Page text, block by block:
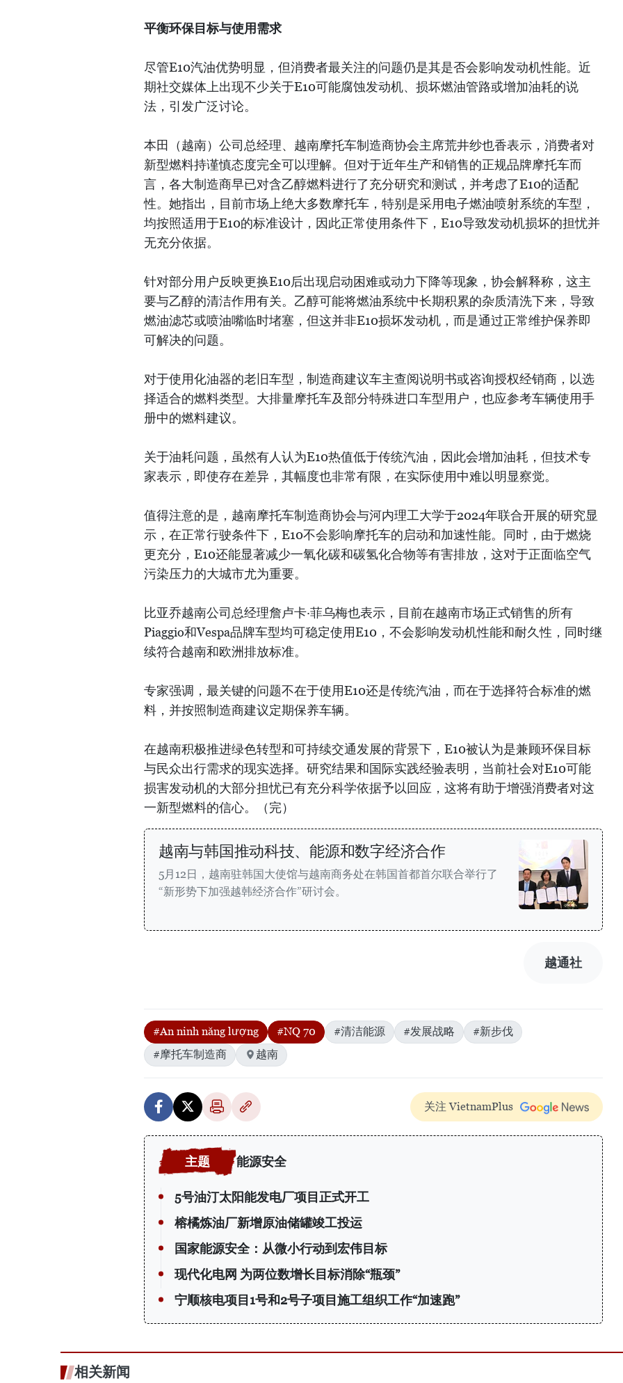
平衡环保目标与使用需求
尽管E10汽油优势明显，但消费者最关注的问题仍是其是否会影响发动机性能。近
期社交媒体上出现不少关于E10可能腐蚀发动机、损坏燃油管路或增加油耗的说
法，引发广泛讨论。
本田（越南）公司总经理、越南摩托车制造商协会主席荒井纱也香表示，消费者对
新型燃料持谨慎态度完全可以理解。但对于近年生产和销售的正规品牌摩托车而
言，各大制造商早已对含乙醇燃料进行了充分研究和测试，并考虑了E10的适配
性。她指出，目前市场上绝大多数摩托车，特别是采用电子燃油喷射系统的车型，
均按照适用于E10的标准设计，因此正常使用条件下，E10导致发动机损坏的担忧并
无充分依据。
针对部分用户反映更换E10后出现启动困难或动力下降等现象，协会解释称，这主
要与乙醇的清洁作用有关。乙醇可能将燃油系统中长期积累的杂质清洗下来，导致
燃油滤芯或喷油嘴临时堵塞，但这并非E10损坏发动机，而是通过正常维护保养即
可解决的问题。
对于使用化油器的老旧车型，制造商建议车主查阅说明书或咨询授权经销商，以选
择适合的燃料类型。大排量摩托车及部分特殊进口车型用户，也应参考车辆使用手
册中的燃料建议。
关于油耗问题，虽然有人认为E10热值低于传统汽油，因此会增加油耗，但技术专
家表示，即使存在差异，其幅度也非常有限，在实际使用中难以明显察觉。
值得注意的是，越南摩托车制造商协会与河内理工大学于2024年联合开展的研究显
示，在正常行驶条件下，E10不会影响摩托车的启动和加速性能。同时，由于燃烧
更充分，E10还能显著减少一氧化碳和碳氢化合物等有害排放，这对于正面临空气
污染压力的大城市尤为重要。
比亚乔越南公司总经理詹卢卡·菲乌梅也表示，目前在越南市场正式销售的所有
Piaggio和Vespa品牌车型均可稳定使用E10，不会影响发动机性能和耐久性，同时继
续符合越南和欧洲排放标准。
专家强调，最关键的问题不在于使用E10还是传统汽油，而在于选择符合标准的燃
料，并按照制造商建议定期保养车辆。
在越南积极推进绿色转型和可持续交通发展的背景下，E10被认为是兼顾环保目标
与民众出行需求的现实选择。研究结果和国际实践经验表明，当前社会对E10可能
损害发动机的大部分担忧已有充分科学依据予以回应，这将有助于增强消费者对这
一新型燃料的信心。（完）
越南与韩国推动科技、能源和数字经济合作
5月12日，越南驻韩国大使馆与越南商务处在韩国首都首尔联合举行了
“新形势下加强越韩经济合作”研讨会。
越通社
#An ninh năng lượng #NQ 70 #清洁能源 #发展战略
#新步伐
#摩托车制造商
越南
关注 VietnamPlus
能源安全
5号油汀太阳能发电厂项目正式开工
榕橘炼油厂新增原油储罐竣工投运
国家能源安全：从微小行动到宏伟目标
现代化电网 为两位数增长目标消除“瓶颈”
宁顺核电项目1号和2号子项目施工组织工作“加速跑”
相关新闻